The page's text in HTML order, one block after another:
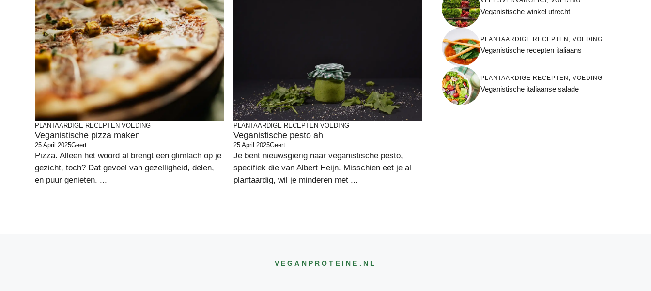
PLANTAARDIGE RECEPTEN VOEDING
Veganistische pizza maken
25 April 2025Geert
Pizza. Alleen het woord al brengt een glimlach op je
gezicht, toch? Dat gevoel van gezelligheid, delen,
en puur genieten. ...
PLANTAARDIGE RECEPTEN VOEDING
Veganistische pesto ah
25 April 2025Geert
Je bent nieuwsgierig naar veganistische pesto,
specifiek die van Albert Heijn. Misschien eet je al
plantaardig, wil je minderen met ...
Veganistische winkel utrecht
PLANTAARDIGE RECEPTEN , VOEDING
Veganistische recepten italiaans
PLANTAARDIGE RECEPTEN , VOEDING
Veganistische italiaanse salade
VEGANPROTEINE .NL